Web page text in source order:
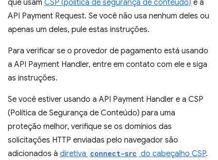
que usam CSP (política de segurança de conteúdo) e a
API Payment Request. Se você não usa nenhum deles ou
apenas um deles, pule estas instruções.
Para verificar se o provedor de pagamento está usando
a API Payment Handler, entre em contato com ele e siga
as instruções.
Se você estiver usando a API Payment Handler e a CSP
(Política de Segurança de Conteúdo) para uma
proteção melhor, verifique se os domínios das
solicitações HTTP enviadas pelo navegador são
adicionados à diretiva connect-src do cabeçalho CSP.